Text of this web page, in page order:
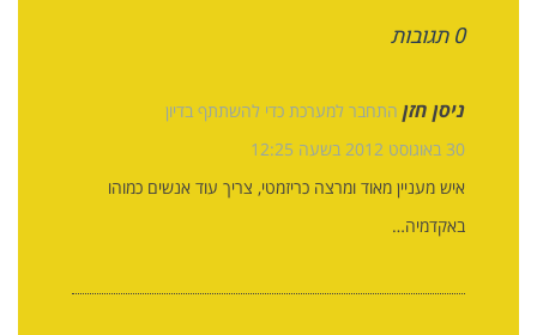
0 תגובות
ניסן חזן התחבר למערכת כדי להשתתף בדיון
30 באוגוסט 2012 בשעה 12:25
איש מעניין מאוד ומרצה כריזמטי, צריך עוד אנשים כמוהו
באקדמיה…